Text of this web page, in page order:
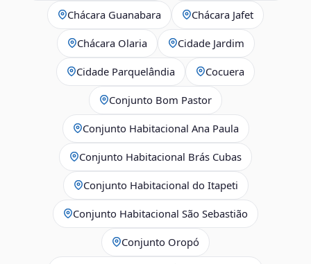
Chácara Guanabara Chácara Jafet
Chácara Olaria Cidade Jardim
Cidade Parquelândia Cocuera
Conjunto Bom Pastor
Conjunto Habitacional Ana Paula
Conjunto Habitacional Brás Cubas
Conjunto Habitacional do Itapeti
Conjunto Habitacional São Sebastião
Conjunto Oropó